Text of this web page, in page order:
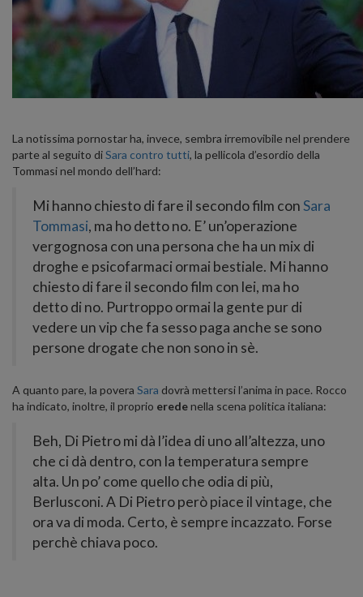
La notissima pornostar ha, invece, sembra irremovibile nel prendere
parte al seguito diSara contro tutti, la pellicola d’esordio della
Tommasi nel mondo dell’hard:
Mi hanno chiesto di fare il secondo film conSara
Tommasi, ma ho detto no. E’ un’operazione
vergognosa con una persona che ha un mix di
droghe e psicofarmaci ormai bestiale. Mi hanno
chiesto di fare il secondo film con lei, ma ho
detto di no. Purtroppo ormai la gente pur di
vedere un vip che fa sesso paga anche se sono
persone drogate che non sono in sè.
A quanto pare, la povera Sara dovrà mettersi l’anima in pace. Rocco
ha indicato, inoltre, il proprio eredenella scena politica italiana:
Beh, Di Pietro mi dà l’idea di uno all’altezza, uno
che ci dà dentro, con la temperatura sempre
alta. Un po’ come quello che odia di più,
Berlusconi. A Di Pietro però piace il vintage, che
ora va di moda. Certo, è sempre incazzato. Forse
perchè chiava poco.